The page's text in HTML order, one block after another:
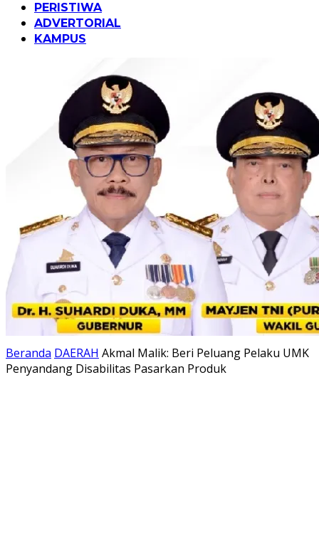
PERISTIWA
ADVERTORIAL
KAMPUS
Beranda DAERAH Akmal Malik: Beri Peluang Pelaku UMK
Penyandang Disabilitas Pasarkan Produk